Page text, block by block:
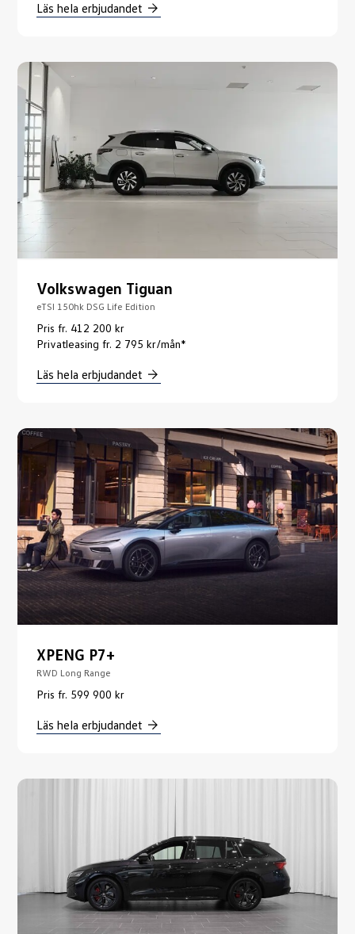
Läs hela erbjudandet
Volkswagen Tiguan
eTSI 150hk DSG Life Edition
Pris fr. 412 200 kr
Privatleasing fr. 2 795 kr/mån*
Läs hela erbjudandet
XPENG P7+
RWD Long Range
Pris fr. 599 900 kr
Läs hela erbjudandet